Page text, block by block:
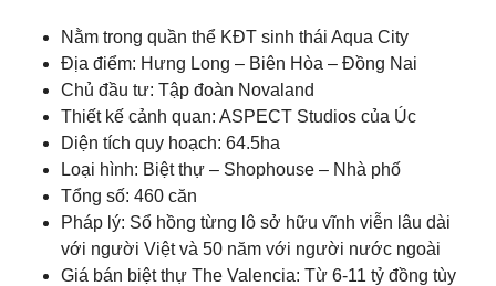
Nằm trong quần thể KĐT sinh thái Aqua City
Địa điểm: Hưng Long – Biên Hòa – Đồng Nai
Chủ đầu tư: Tập đoàn Novaland
Thiết kế cảnh quan: ASPECT Studios của Úc
Diện tích quy hoạch: 64.5ha
Loại hình: Biệt thự – Shophouse – Nhà phố
Tổng số: 460 căn
Pháp lý: Sổ hồng từng lô sở hữu vĩnh viễn lâu dài
với người Việt và 50 năm với người nước ngoài
Giá bán biệt thự The Valencia: Từ 6-11 tỷ đồng tùy